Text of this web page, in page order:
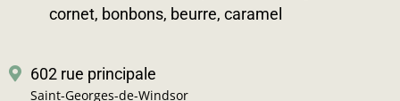
cornet, bonbons, beurre, caramel
602 rue principale
Saint-Georges-de-Windsor